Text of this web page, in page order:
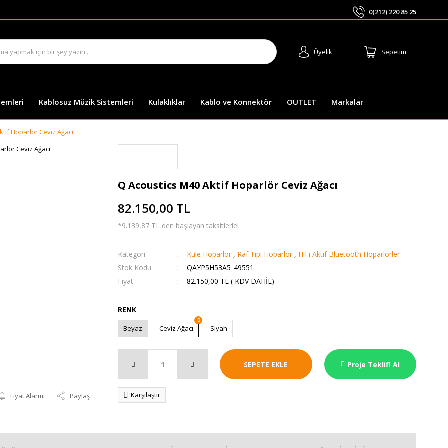
0(212) 220 85 25
Üyelik Sepetim
Kablosuz Müzik Sistemleri Kulaklıklar Kablo ve Konnektör OUTLET Markalar
Hoparlör Ceviz Ağacı
Fiyat Alarmı Paylaş
Q Acoustics M40 Aktif Hoparlör Ceviz Ağacı
82.150,00 TL
*9.139,87 TL den başlayan taksitlerle!
Kategori Kule Hoparlör , Raf Tipi Hoparlör , HiFi Aktif Bluetooth Hoparlörler
Stok Kodu
QAYP5H53A5_49551
Fiyat
82.150,00 TL ( KDV DAHİL)
RENK
Beyaz Ceviz Ağacı Siyah
SEPETE EKLE Proje Teklifi Al
Karşılaştır